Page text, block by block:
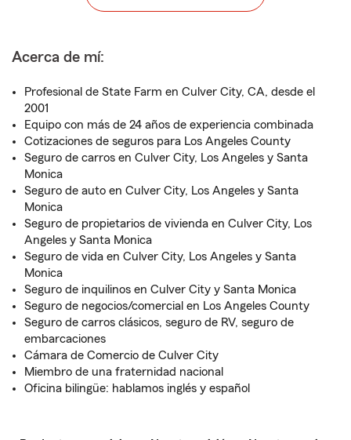
Acerca de mí:
Profesional de State Farm en Culver City, CA, desde el
2001
Equipo con más de 24 años de experiencia combinada
Cotizaciones de seguros para Los Angeles County
Seguro de carros en Culver City, Los Angeles y Santa
Monica
Seguro de auto en Culver City, Los Angeles y Santa
Monica
Seguro de propietarios de vivienda en Culver City, Los
Angeles y Santa Monica
Seguro de vida en Culver City, Los Angeles y Santa
Monica
Seguro de inquilinos en Culver City y Santa Monica
Seguro de negocios/comercial en Los Angeles County
Seguro de carros clásicos, seguro de RV, seguro de
embarcaciones
Cámara de Comercio de Culver City
Miembro de una fraternidad nacional
Oficina bilingüe: hablamos inglés y español